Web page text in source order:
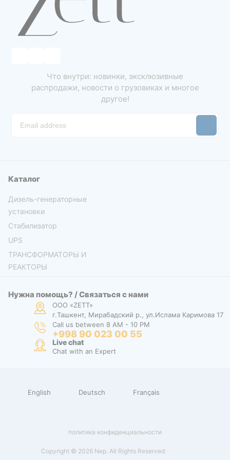
Что внутри: новинки, эксклюзивные
распродажи, новости о грузовиках и многое
другое!
Каталог
Дизель-генераторные
установки
Стабилизатор
UPS
ТРАНСФОРМАТОРЫ И
РЕАКТОРЫ
Нужна помощь? / Связаться с нами
ООО «ZETT»
г.Ташкент, Мирабадский р., ул.Ислама Каримова 17
Call us between 8 AM - 10 PM
+998 90 023 00 55
Live chat
Chat with an Expert
English Deutsch Français
Copyright © 2026 Nep. All Rights Reserved
политика конфиденциальности